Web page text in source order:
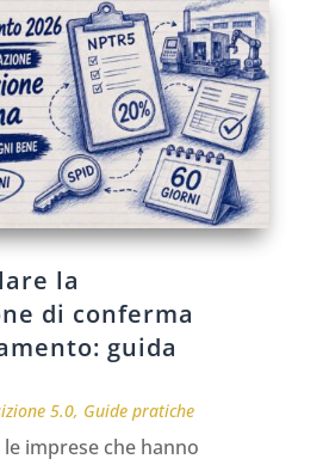
la
di conferma
guida
5.0, Guide pratiche
le imprese che hanno